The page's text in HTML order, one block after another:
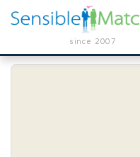
since 2007